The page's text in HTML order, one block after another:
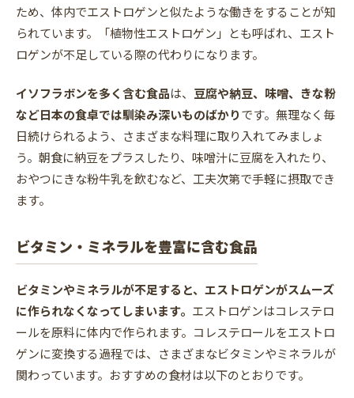
ため、体内でエストロゲンと似たような働きをすることが知
られています。「植物性エストロゲン」とも呼ばれ、エスト
ロゲンが不足している際の代わりになります。
イソフラボンを多く含む食品は、 豆腐や納豆、味噌、きな粉
など日本の食卓では馴染み深いものばかりです。無理なく毎
日続けられるよう、さまざまな料理に取り入れてみましょ
う。朝食に納豆をプラスしたり、味噌汁に豆腐を入れたり、
おやつにきな粉牛乳を飲むなど、工夫次第で手軽に摂取でき
ます。
ビタミン・ミネラルを豊富に含む食品
ビタミンやミネラルが不足すると、エストロゲンがスムーズ
に作られなくなってしまいます。 エストロゲンはコレステロ
ールを原料に体内で作られます。コレステロールをエストロ
ゲンに変換する過程では、さまざまなビタミンやミネラルが
関わっています。おすすめの食材は以下のとおりです。